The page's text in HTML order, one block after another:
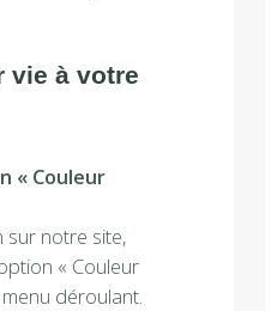
vie à votre
« Couleur
sur notre site,
« Couleur
déroulant.